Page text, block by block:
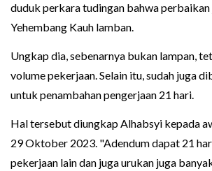
duduk perkara tudingan bahwa
Yehembang Kauh lamban.
Ungkap dia, sebenarnya bukan lampan,
volume pekerjaan. Selain itu, sudah juga
untuk penambahan pengerjaan 21 hari.
Hal tersebut diungkap Alhabsyi kepada
29 Oktober 2023. "Adendum dapat 21
pekerjaan lain dan juga urukan juga